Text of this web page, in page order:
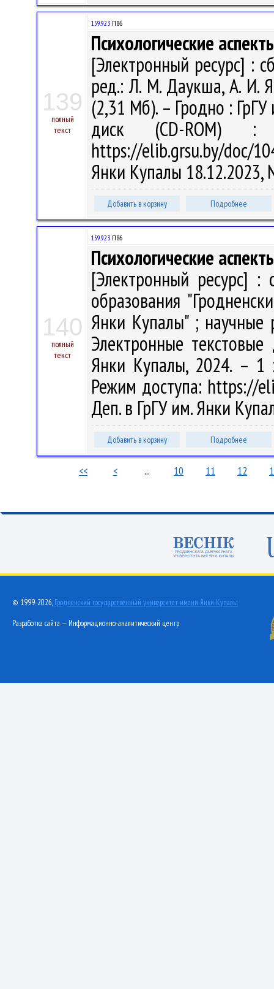
139
полный
текст
159.923 П86
Психологические
[Электронный ресурс] :
ред.: Л. М. Даукша, А. И.
(2,31 Мб). – Гродно :
диск (CD-
https://elib.grsu.by/doc/
Янки Купалы
Добавить в корзину Подробнее
140
полный
текст
159.923 П86
Психологические
[Электронный ресурс]
образования
Янки Купалы" ;
Электронные
Янки Купалы, 2024. – 1
Режим доступа: https://
Деп. в ГрГУ им. Янки
Добавить в корзину Подробнее
<< < ... 10 11 12
© 1999-2026, Гродненский государственный университет имени Янки Купалы
Разработка сайта — Информационно-аналитический центр